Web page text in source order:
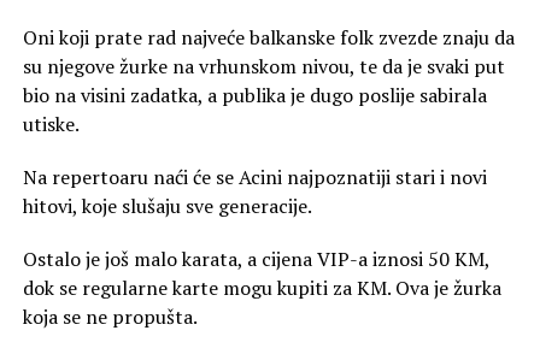
Oni koji prate rad najveće balkanske folk zvezde znaju da
su njegove žurke na vrhunskom nivou, te da je svaki put
bio na visini zadatka, a publika je dugo poslije sabirala
utiske.
Na repertoaru naći će se Acini najpoznatiji stari i novi
hitovi, koje slušaju sve generacije.
Ostalo je još malo karata, a cijena VIP-a iznosi 50 KM,
dok se regularne karte mogu kupiti za KM. Ova je žurka
koja se ne propušta.